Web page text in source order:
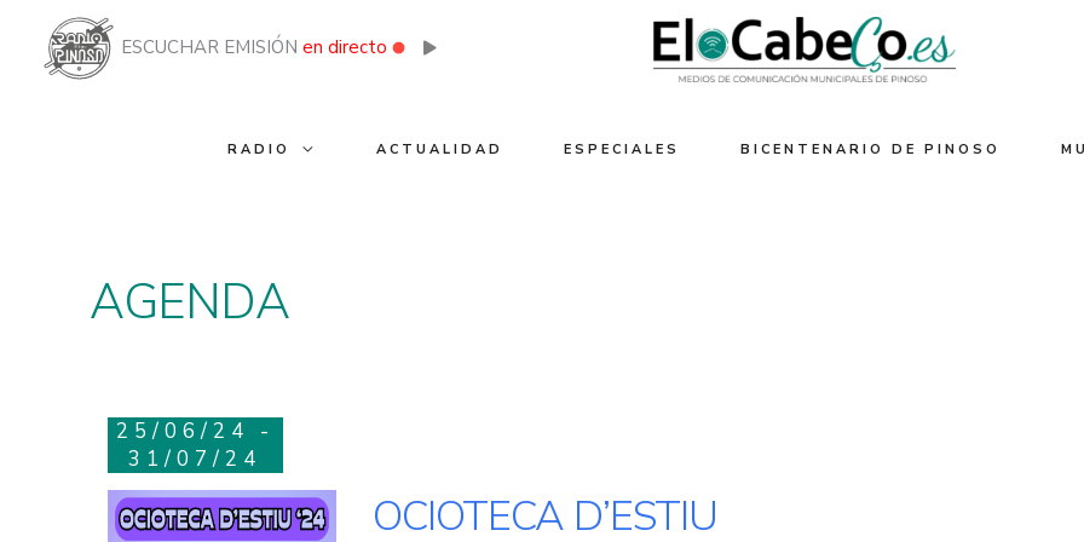
contenido
ESCUCHAR EMISIÓN en directo
RADIO ACTUALIDAD ESPECIALES BICENTENARIO DE PINOSO
AGENDA
25/06/24 -
31/07/24
OCIOTECA D’ESTIU